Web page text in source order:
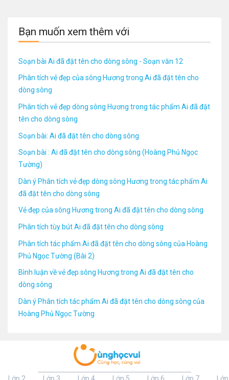
Bạn muốn xem thêm với
Soạn bài Ai đã đặt tên cho dòng sông - Soạn văn 12
Phân tích vẻ đẹp của sông Hương trong Ai đã đặt tên cho
dòng sông
Phân tích vẻ đẹp dòng sông Hương trong tác phẩm Ai đã đặt
tên cho dòng sông
Soạn bài: Ai đã đặt tên cho dòng sông
Soạn bài : Ai đã đặt tên cho dòng sông (Hoàng Phủ Ngọc
Tường)
Dàn ý Phân tích vẻ đẹp dòng sông Hương trong tác phẩm Ai
đã đặt tên cho dòng sông
Vẻ đẹp của sông Hương trong Ai đã đặt tên cho dòng sông
Phân tích tùy bút Ai đã đặt tên cho dòng sông
Phân tích tác phẩm Ai đã đặt tên cho dòng sông của Hoàng
Phủ Ngọc Tường (Bài 2)
Bình luận về vẻ đẹp sông Hương trong Ai đã đặt tên cho
dòng sông
Dàn ý Phân tích tác phẩm Ai đã đặt tên cho dòng sông của
Hoàng Phủ Ngọc Tường
Lớp 2 Lớp 3 Lớp 4 Lớp 5 Lớp 6 Lớp 7
Lớp